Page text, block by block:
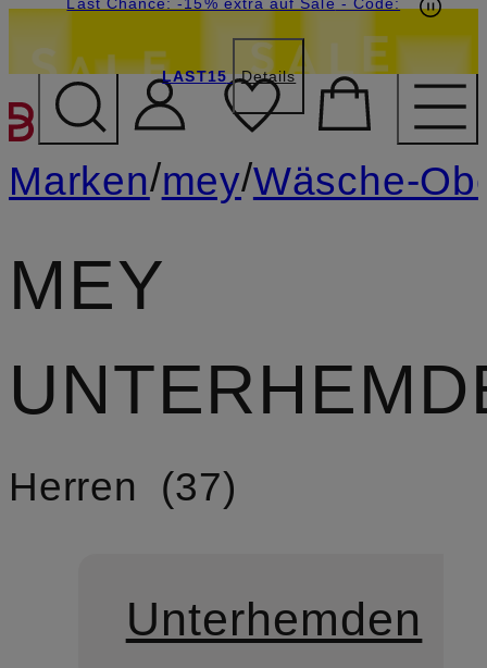
ZUM HAUPTINHALT
LAST15 Details
Marken/mey/Wäsche-
MEY
Herren 37
Unterhemden